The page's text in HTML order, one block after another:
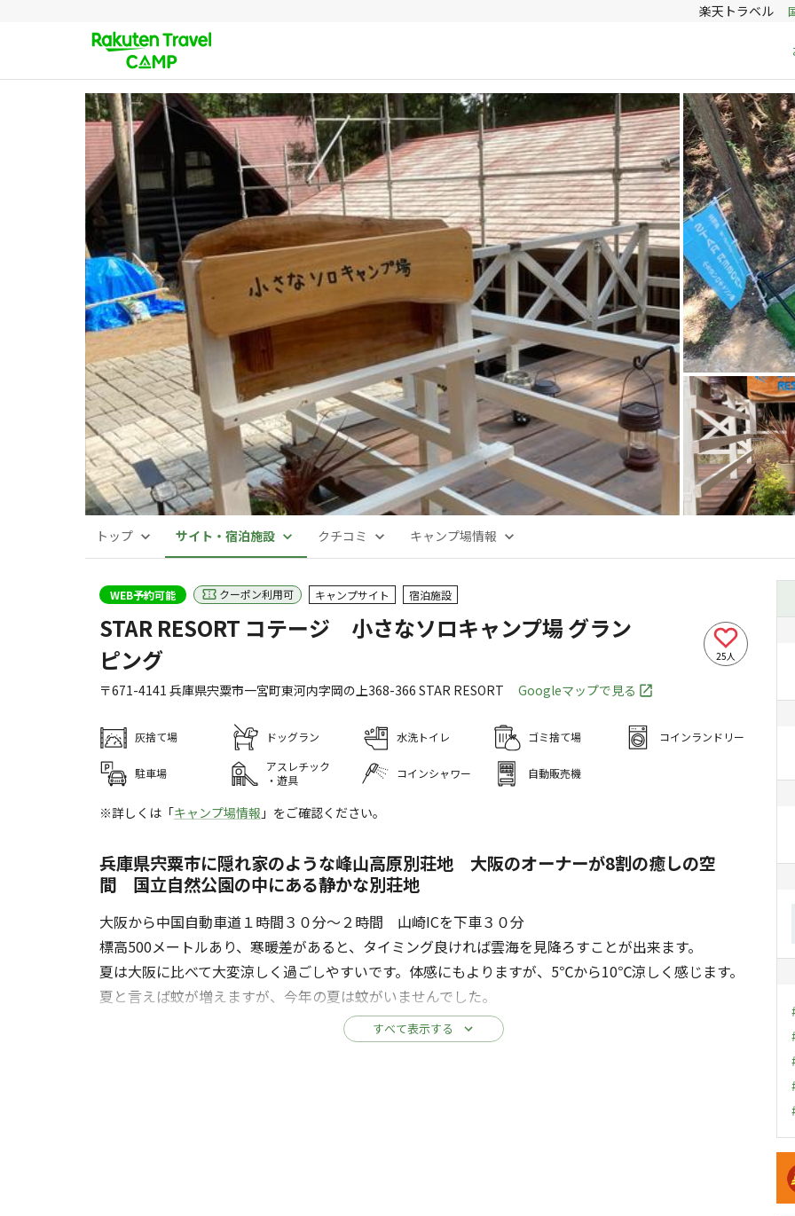
楽天トラベル
トップ サイト・宿泊施設 クチコミ キャンプ場情報
WEB予約可能 クーポン利用可 キャンプサイト 宿泊施設
STAR RESORT コテージ 小さなソロキャンプ場 グラン
ピング
25人
〒671-4141 兵庫県宍粟市一宮町東河内字岡の上368-366 STAR RESORT Googleマップで見る
灰捨て場 ドッグラン 水洗トイレ ゴミ捨て場 コインランドリー
駐車場
アスレチック
・遊具
コインシャワー 自動販売機
※詳しくは「キャンプ場情報 」をご確認ください。
兵庫県宍粟市に隠れ家のような峰山高原別荘地 大阪のオーナーが8割の癒しの空
間 国立自然公園の中にある静かな別荘地
大阪から中国自動車道１時間３０分～２時間 山崎ICを下車３０分
標高500メートルあり、寒暖差があると、タイミング良ければ雲海を見降ろすことが出来ます。
夏は大阪に比べて大変涼しく過ごしやすいです。体感にもよりますが、5℃から10℃涼しく感じます。
夏と言えば蚊が増えますが、今年の夏は蚊がいませんでした。
涼しくなると天気が良ければ星がキレイです。外のオープンデッキにてご覧ください。
家族連れ、友達とお泊り、ワンちゃんとお泊り可能です。
すべて表示する
キ